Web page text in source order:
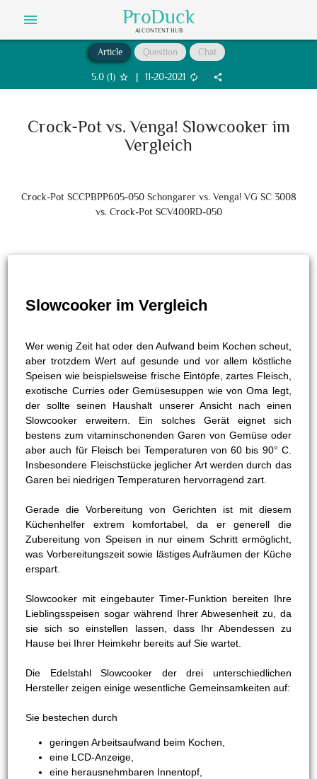
menu ProDuck
AI CONTENT HUB
Article Question Chat
5.0(1) star_border | 11-20-2021 autorenew share
Crock-Pot vs. Venga! Slowcooker im
Vergleich
Crock-Pot SCCPBPP605-050 Schongarer vs. Venga! VG SC 3008
vs. Crock-Pot SCV400RD-050
Slowcooker im Vergleich
Wer wenig Zeit hat oder den Aufwand beim Kochen scheut,
aber trotzdem Wert auf gesunde und vor allem köstliche
Speisen wie beispielsweise frische Eintöpfe, zartes Fleisch,
exotische Curries oder Gemüsesuppen wie von Oma legt,
der sollte seinen Haushalt unserer Ansicht nach einen
Slowcooker erweitern. Ein solches Gerät eignet sich
bestens zum vitaminschonenden Garen von Gemüse oder
aber auch für Fleisch bei Temperaturen von 60 bis 90° C.
Insbesondere Fleischstücke jeglicher Art werden durch das
Garen bei niedrigen Temperaturen hervorragend zart.
Gerade die Vorbereitung von Gerichten ist mit diesem
Küchenhelfer extrem komfortabel, da er generell die
Zubereitung von Speisen in nur einem Schritt ermöglicht,
was Vorbereitungszeit sowie lästiges Aufräumen der Küche
erspart.
Slowcooker mit eingebauter Timer-Funktion bereiten Ihre
Lieblingsspeisen sogar während Ihrer Abwesenheit zu, da
sie sich so einstellen lassen, dass Ihr Abendessen zu
Hause bei Ihrer Heimkehr bereits auf Sie wartet.
Die Edelstahl Slowcooker der drei unterschiedlichen
Hersteller zeigen einige wesentliche Gemeinsamkeiten auf:
Sie bestechen durch
geringen Arbeitsaufwand beim Kochen,
eine LCD-Anzeige,
eine herausnehmbaren Innentopf,